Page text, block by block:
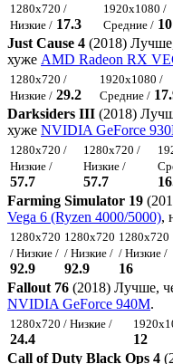
1280x720 /
Низкие / 17.3
1920x1080 /
Средние / 10
Just Cause 4 (2018)
хуже AMD Radeon RX
1280x720 /
Низкие / 29.2
1920x1080 /
Средние /
Darksiders III (2018)
хуже NVIDIA GeForce
1280x720 /
Низкие /
57.7
1280x720 /
Низкие /
57.7
Farming Simulator 19
Vega 6 (Ryzen 4000/5000),
1280x720
/ Низкие /
92.9
1280x720
/ Низкие /
92.9
1280x720
/ Низкие /
16
Fallout 76 (2018) Лучше,
NVIDIA GeForce 940M.
1280x720 / Низкие /
24.4 12
Call of Duty Black Ops 4